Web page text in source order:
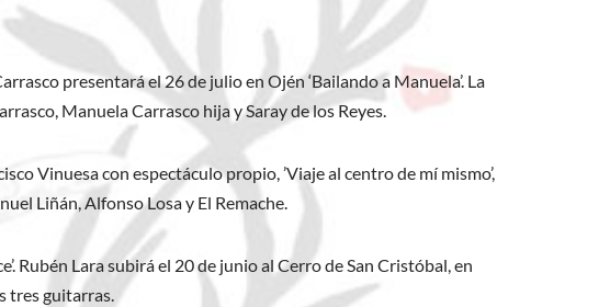
presentará el 26 de julio en Ojén ‘Bailando a Manuela’. La
Manuela Carrasco hija y Saray de los Reyes.
Vinuesa con espectáculo propio, ’Viaje al centro de mí mismo’,
Liñán, Alfonso Losa y El Remache.
Rubén Lara subirá el 20 de junio al Cerro de San Cristóbal, en
tres guitarras.